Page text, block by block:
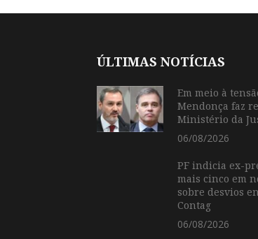
ÚLTIMAS NOTÍCIAS
Em meio à
Mendonça faz
Ministério da
06/08/2026
PF indicia ex-
mais cinco em
sobre desvios
Contag
06/08/2026